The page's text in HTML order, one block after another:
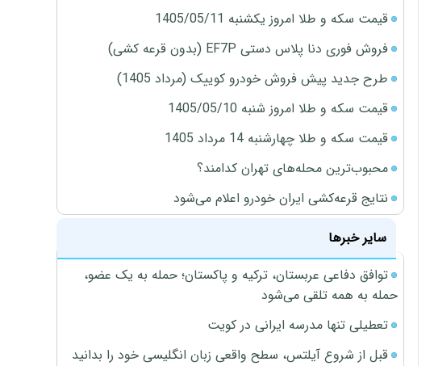
قیمت سکه و طلا امروز یکشنبه 1405/05/11
فروش فوری دنا پلاس دستی EF7P (بدون قرعه کشی)
طرح جدید پیش فروش خودرو کوییک (مرداد 1405)
قیمت سکه و طلا امروز شنبه 1405/05/10
قیمت سکه و طلا چهارشنبه 14 مرداد 1405
محبوب‌ترین محله‌های تهران کدامند؟
نتایج قرعه‌کشی ایران خودرو اعلام می‌شود
سایر خبرها
توافق دفاعی عربستان، ترکیه و پاکستان؛ حمله به یک عضو،
حمله به همه تلقی می‌شود
تعطیلی تنها مدرسه ایرانی در کویت
قبل از شروع آیلتس، سطح واقعی زبان انگلیسی خود را بدانید